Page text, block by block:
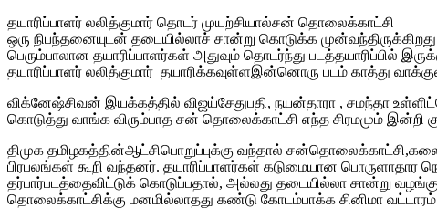
தயாரிப்பாளர் லலித்குமார் தொடர் முயற்சியால்சன் தொலைக்காட்சி
ஒரு நிபந்தனையுடன் தடையில்லாச் சான்று கொடுக்க
பெரும்பாலான தயாரிப்பாளர்கள் அதுவும் தொடர்ந்து படத்தயாரிப்பில்
தயாரிப்பாளர் லலித்குமார் தயாரிக்கவுள்ளஇன்னொரு படம் காத்து
விக்னேஷ்சிவன் இயக்கத்தில் விஜய்சேதுபதி, நயன்தாரா , சமந்தா
கொடுத்து வாங்க விரும்பாத சன் தொலைக்காட்சி எந்த சிரமமும் இன்றி
திமுக தமிழகத்தின்ஆட்சிபொறுப்புக்கு வந்தால்
பிரபலங்கள் கூறி வந்தனர். தயாரிப்பாளர்கள் கடுமையான பொருளாதார
தர்பார்படத்தைவிட்டுக் கொடுப்பதால், அல்லது தடையில்லா சான்று
தொலைக்காட்சிக்கு மனமில்லாதது கண்டு கோடம்பாக்க சினிமா வட்டாரம்